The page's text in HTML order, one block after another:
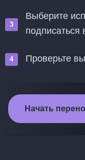
Выберите
подписаться
Проверьте
Начать